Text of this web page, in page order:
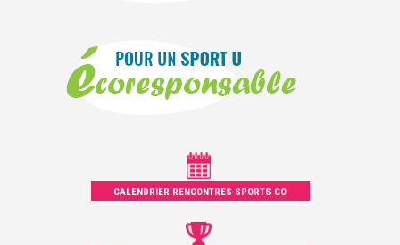
CALENDRIER RENCONTRES SPORTS CO